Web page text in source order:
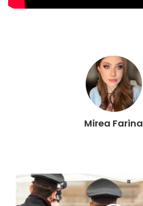
Mirea Farina
Maiori,
arrestato
23enne: